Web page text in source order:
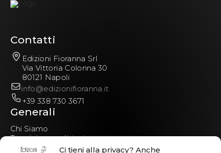
Ci tieni alla privacy? Anche
Contatti
Edizioni Fioranna Srl
Via Vittoria Colonna 30
80121 Napoli
info@edizionifioranna.it
+39 338 730 3671
Generali
Chi Siamo
Termini e condizioni
Privacy policy